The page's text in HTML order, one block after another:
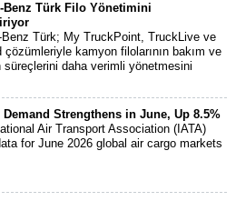
Benz Türk Filo Yönetimini
Benz Türk; My TruckPoint, TruckLive ve
çözümleriyle kamyon filolarının bakım ve
süreçlerini daha verimli yönetmesini
Strengthens in June, Up 8.5%
Air Transport Association (IATA)
for June 2026 global air cargo markets